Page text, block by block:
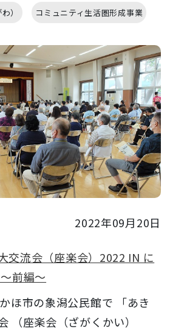
） コミュニティ生活圏形成事業
2022年09月20日
交流会（座楽会）2022 IN に
前編～
ほ市の象潟公民館で 「あき
（座楽会（ざがくかい）